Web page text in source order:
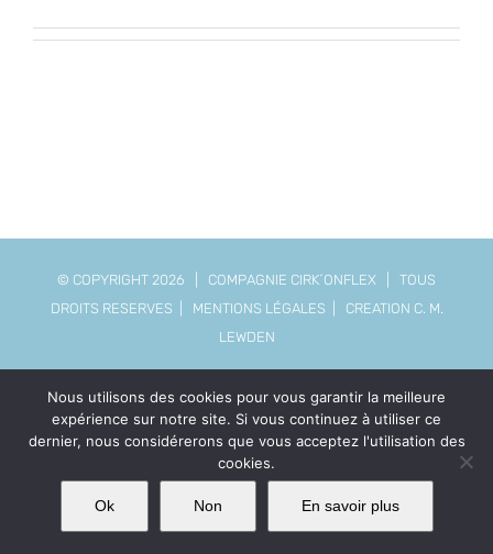
© COPYRIGHT 2026 | COMPAGNIE CIRK´ONFLEX | TOUS
DROITS RESERVES | MENTIONS LÉGALES | CREATION C. M.
LEWDEN
YouTubeFacebook
Nous utilisons des cookies pour vous garantir la meilleure
expérience sur notre site. Si vous continuez à utiliser ce
dernier, nous considérerons que vous acceptez l'utilisation des
cookies.
Ok Non En savoir plus